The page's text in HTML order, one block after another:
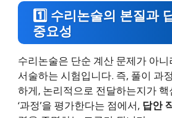
1️⃣ 수리논술의 본질과
중요성
수리논술은 단순 계산 문제가 아
서술하는 시험입니다. 즉, 풀이 과
하게, 논리적으로 전달하는지가
‘과정’을 평가한다는 점에서, 답안